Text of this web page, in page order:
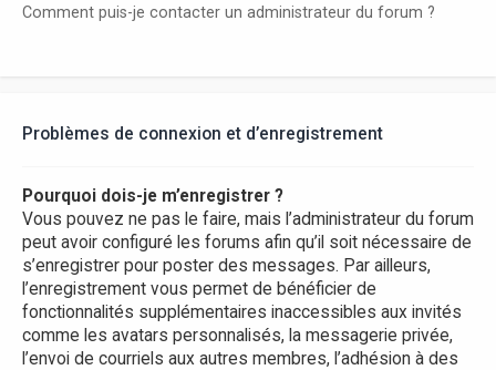
Comment puis-je contacter un administrateur du forum ?
Problèmes de connexion et d’enregistrement
Pourquoi dois-je m’enregistrer ?
Vous pouvez ne pas le faire, mais l’administrateur du forum
peut avoir configuré les forums afin qu’il soit nécessaire de
s’enregistrer pour poster des messages. Par ailleurs,
l’enregistrement vous permet de bénéficier de
fonctionnalités supplémentaires inaccessibles aux invités
comme les avatars personnalisés, la messagerie privée,
l’envoi de courriels aux autres membres, l’adhésion à des